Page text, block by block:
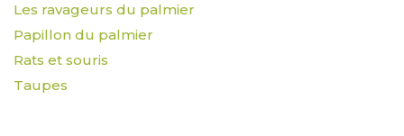
Les ravageurs du palmier
Papillon du palmier
Rats et souris
Taupes